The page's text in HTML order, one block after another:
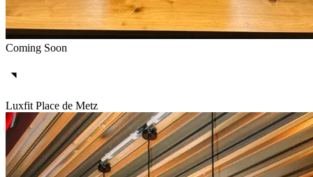
Coming Soon
Luxfit Place de Metz